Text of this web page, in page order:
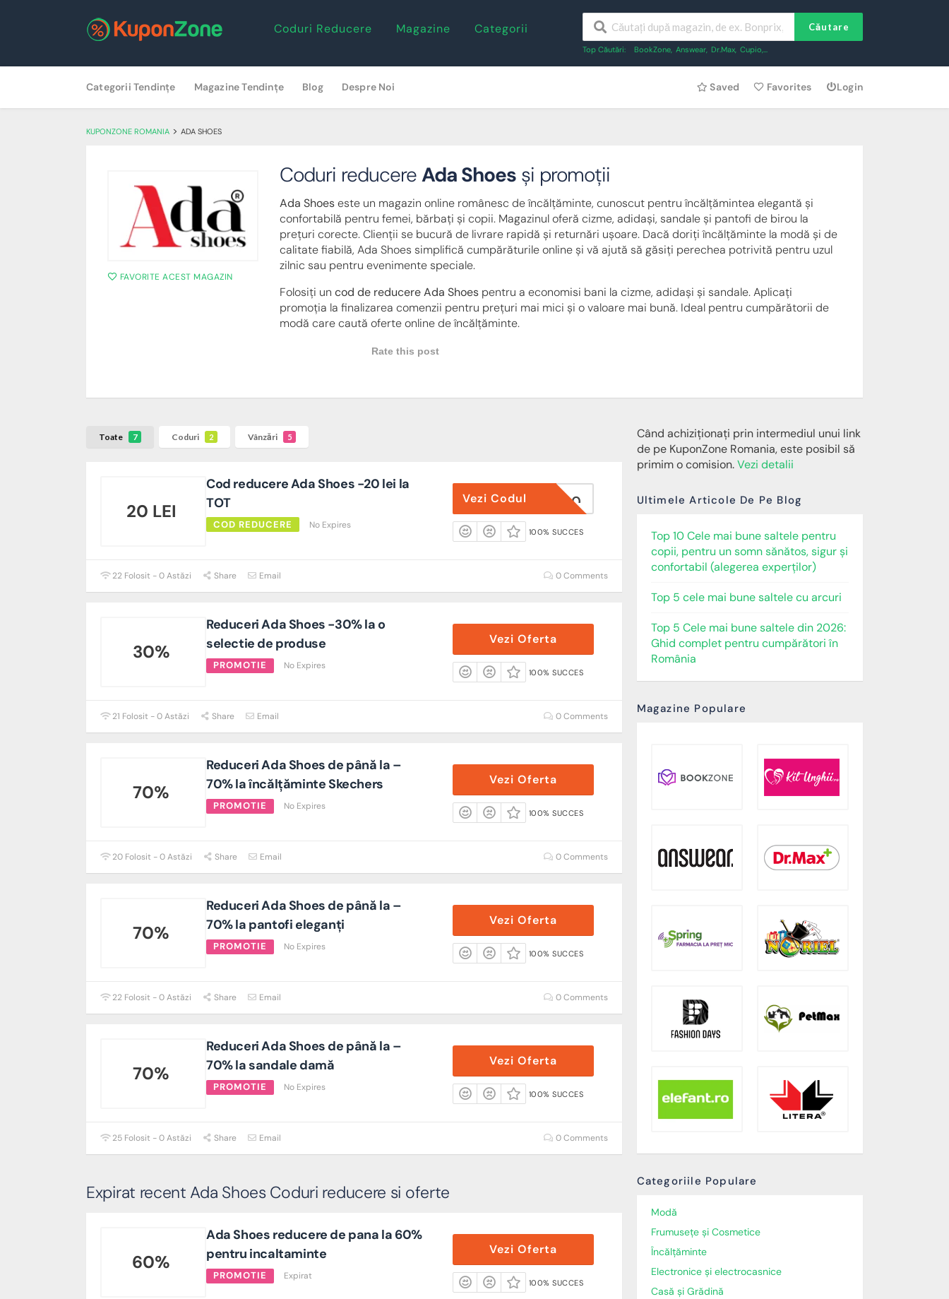
Coduri Reducere Magazine Categorii Căutare
Top Căutări: BookZone, Answear, Dr.Max, Cupio,...
to
content
Categorii Tendințe Magazine Tendințe Blog Despre Noi Saved Favorites Login
KUPONZONE ROMANIA > ADA SHOES
FAVORITE ACEST MAGAZIN
Coduri reducereAda Shoes și promoții
Ada Shoeseste un magazin online românesc de încălțăminte, cunoscut pentru încălțămintea elegantă și
confortabilă pentru femei, bărbați și copii. Magazinul oferă cizme, adidași, sandale și pantofi de birou la
prețuri corecte. Clienții se bucură de livrare rapidă și returnări ușoare. Dacă doriți încălțăminte la modă și de
calitate fiabilă, Ada Shoes simplifică cumpărăturile online și vă ajută să găsiți perechea potrivită pentru uzul
zilnic sau pentru evenimente speciale.
Folosiți un cod de reducere Ada Shoes pentru a economisi bani la cizme, adidași și sandale. Aplicați
promoția la finalizarea comenzii pentru prețuri mai mici și o valoare mai bună. Ideal pentru cumpărătorii de
modă care caută oferte online de încălțăminte.
Rate this post
Toate 7 Coduri 2 Vânzări 5
20 LEI
Cod reducere Ada Shoes -20 lei la
TOT
COD REDUCERE No Expires
ADAE20
Vezi Codul
100% SUCCES
22 Folosit - 0 Astăzi Share Email 0 Comments
30%
Reduceri Ada Shoes -30% la o
selectie de produse
PROMOTIE No Expires
Vezi Oferta
100% SUCCES
21 Folosit - 0 Astăzi Share Email 0 Comments
70%
Reduceri Ada Shoes de până la –
70% la încălțăminte Skechers
PROMOTIE No Expires
Vezi Oferta
100% SUCCES
20 Folosit - 0 Astăzi Share Email 0 Comments
70%
Reduceri Ada Shoes de până la –
70% la pantofi eleganți
PROMOTIE No Expires
Vezi Oferta
100% SUCCES
22 Folosit - 0 Astăzi Share Email 0 Comments
70%
Reduceri Ada Shoes de până la –
70% la sandale damă
PROMOTIE No Expires
Vezi Oferta
100% SUCCES
25 Folosit - 0 Astăzi Share Email 0 Comments
Expirat recent Ada Shoes Coduri reducere si oferte
60%
Ada Shoes reducere de pana la 60%
pentru incaltaminte
PROMOTIE Expirat
Vezi Oferta
100% SUCCES
Când achiziționați prin intermediul unui link
de pe KuponZone Romania, este posibil să
primim o comision.Vezi detalii
Ultimele Articole De Pe Blog
Top 10 Cele mai bune saltele pentru
copii, pentru un somn sănătos, sigur și
confortabil (alegerea experților)
Top 5 cele mai bune saltele cu arcuri
Top 5 Cele mai bune saltele din 2026:
Ghid complet pentru cumpărători în
România
Magazine Populare
Categoriile Populare
Modă
Frumusețe și Cosmetice
Încălţăminte
Electronice și electrocasnice
Casă și Grădină